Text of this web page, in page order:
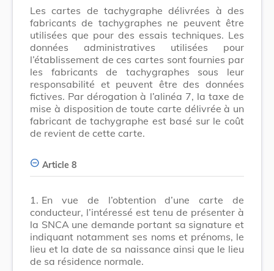
Les cartes de tachygraphe délivrées à des
fabricants de tachygraphes ne peuvent être
utilisées que pour des essais techniques. Les
données administratives utilisées pour
l’établissement de ces cartes sont fournies par
les fabricants de tachygraphes sous leur
responsabilité et peuvent être des données
fictives. Par dérogation à l’alinéa 7, la taxe de
mise à disposition de toute carte délivrée à un
fabricant de tachygraphe est basé sur le coût
de revient de cette carte.
Article 8
1. En vue de l’obtention d’une carte de
conducteur, l’intéressé est tenu de présenter à
la SNCA une demande portant sa signature et
indiquant notamment ses noms et prénoms, le
lieu et la date de sa naissance ainsi que le lieu
de sa résidence normale.